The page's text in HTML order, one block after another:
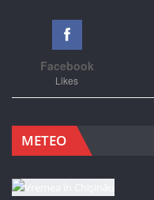
Facebook
Likes
METEO